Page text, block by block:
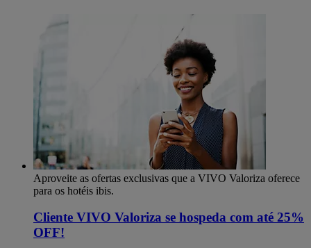
Aproveite as ofertas exclusivas que a VIVO Valoriza oferece
para os hotéis ibis.
Cliente VIVO Valoriza se hospeda com até 25%
OFF!